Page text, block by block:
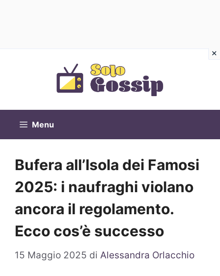
Menu
Bufera all’Isola dei Famosi
2025: i naufraghi violano
ancora il regolamento.
Ecco cos’è successo
15 Maggio 2025 di Alessandra Orlacchio